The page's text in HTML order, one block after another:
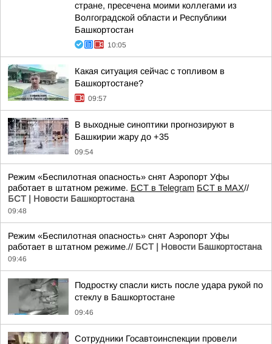
стране, пресечена моими коллегами из
Волгоградской области и Республики
Башкортостан
10:05
Какая ситуация сейчас с топливом в
Башкортостане?
09:57
В выходные синоптики прогнозируют в
Башкирии жару до +35
09:54
Режим «Беспилотная опасность» снят Аэропорт Уфы
работает в штатном режиме. БСТ в Telegram БСТ в МАХ//
БСТ | Новости Башкортостана
09:48
Режим «Беспилотная опасность» снят Аэропорт Уфы
работает в штатном режиме.// БСТ | Новости Башкортостана
09:46
Подростку спасли кисть после удара рукой по
стеклу в Башкортостане
09:46
Сотрудники Госавтоинспекции провели